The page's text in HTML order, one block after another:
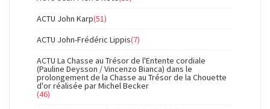
ACTU John Karp(51)
ACTU John-Frédéric Lippis(7)
ACTU La Chasse au Trésor de l'Entente cordiale
(Pauline Deysson / Vincenzo Bianca) dans le
prolongement de la Chasse au Trésor de la Chouette
d'or réalisée par Michel Becker
(46)